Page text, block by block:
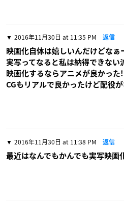
2016年11月30日 at 11:35 PM 返信
映画化自体は嬉しいんだけどなぁ
実写ってなると私は納得できな
映画化するならアニメが良かった
CGもリアルで良かったけど配役が
2016年11月30日 at 11:38 PM 返信
最近はなんでもかんでも実写映画